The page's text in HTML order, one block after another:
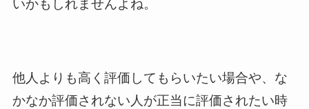
いかもしれませんよね。
他人よりも高く評価してもらいたい場合や、な
かなか評価されない人が正当に評価されたい時